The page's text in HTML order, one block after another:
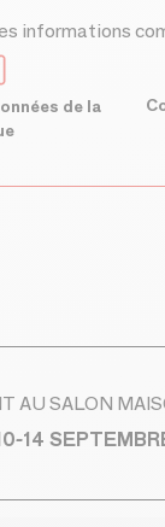
informations
de la
AU SALON
14